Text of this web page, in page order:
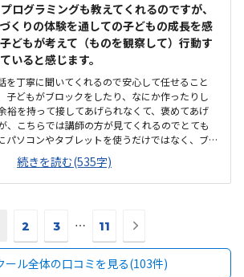
ログラミングも教えてくれるのですが、
くりの体験を通しての子どもの成長を感
どもが考えて（ものを観察して）行動す
いると感じます。
を丁寧に聞いてくれるので安心して任せること
子どもがブロックをしたり、なにか作ったりし
裕を持って接してあげられなくて、褒めてあげ
、こちらでは講師の方が見てくれるのでとても
パソコンやタブレットを使うだけではなく、ブ
、子どもが夢中になって制作していて、迎えに
で出てきます。今日は先生から何を聞いたか、
とを説明するのに、小3になってからは語彙力も
装されていてきれいです。パソコンやタブレッ
迎えの待合スペースもあります。個別指導に近い
いていますので、お約束どおり年間40回以上、
続きを読む(535字)
2 3 ⋯ 11
次
ペ
ー
ール全体の口コミを見る(103件)